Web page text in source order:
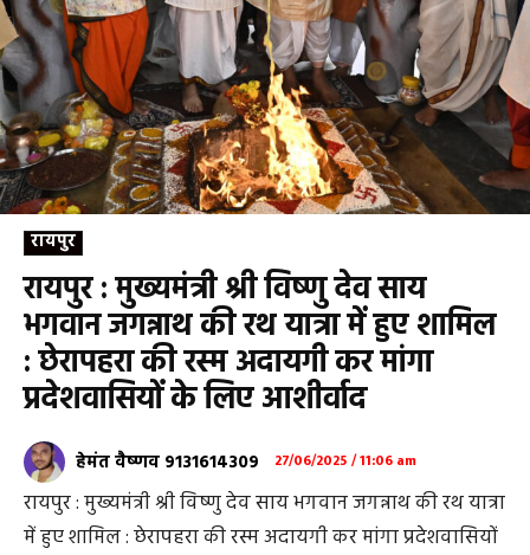
रायपुर
रायपुर : मुख्यमंत्री श्री विष्णु देव साय
भगवान जगन्नाथ की रथ यात्रा में हुए शामिल
: छेरापहरा की रस्म अदायगी कर मांगा
प्रदेशवासियों के लिए आशीर्वाद
हेमंत वैष्णव 9131614309 27/06/2025 / 11:06 am
रायपुर : मुख्यमंत्री श्री विष्णु देव साय भगवान जगन्नाथ की रथ यात्रा
में हुए शामिल : छेरापहरा की रस्म अदायगी कर मांगा प्रदेशवासियों